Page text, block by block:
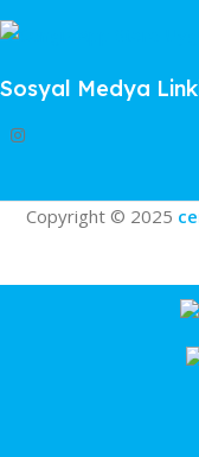
Sosyal Medya
Copyright © 2025